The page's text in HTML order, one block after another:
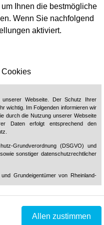
Ihnen die bestmögliche
Wenn Sie nachfolgend
aktiviert.
Cookies
Webseite. Der Schutz Ihrer
wichtig. Im Folgenden informieren wir
durch die Nutzung unserer Webseite
Daten erfolgt entsprechend den
Grundverordnung (DSGVO) und
sonstiger datenschutzrechtlicher
Grundeigentümer von Rheinland-
Allen zustimmen